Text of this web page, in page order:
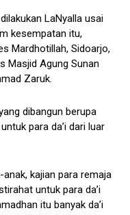
LaNyalla usai
kesempatan itu,
Mardhotillah, Sidoarjo,
Masjid Agung Sunan
Zaruk.
dibangun berupa
para da’i dari luar
anak, kajian para remaja
untuk para da’i
itu banyak da’i